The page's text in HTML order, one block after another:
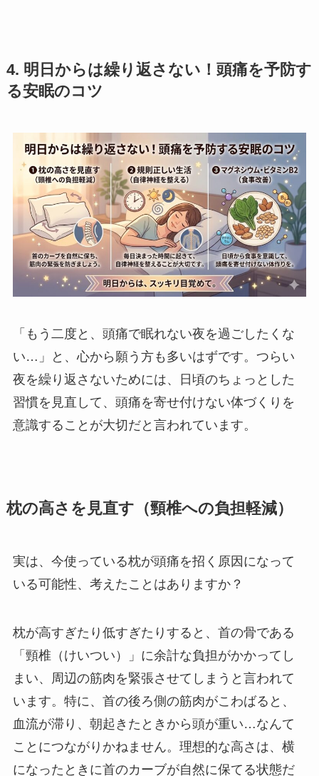
4. 明日からは繰り返さない！頭痛を予防す
る安眠のコツ
「もう二度と、頭痛で眠れない夜を過ごしたくな
い…」と、心から願う方も多いはずです。つらい
夜を繰り返さないためには、日頃のちょっとした
習慣を見直して、頭痛を寄せ付けない体づくりを
意識することが大切だと言われています。
枕の高さを見直す（頸椎への負担軽減）
実は、今使っている枕が頭痛を招く原因になって
いる可能性、考えたことはありますか？
枕が高すぎたり低すぎたりすると、首の骨である
「頸椎（けいつい）」に余計な負担がかかってし
まい、周辺の筋肉を緊張させてしまうと言われて
います。特に、首の後ろ側の筋肉がこわばると、
血流が滞り、朝起きたときから頭が重い…なんて
ことにつながりかねません。理想的な高さは、横
になったときに首のカーブが自然に保てる状態だ